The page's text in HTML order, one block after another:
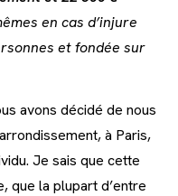
en cas d’injure
et fondée sur
avons décidé de nous
à Paris,
Je sais que cette
que la plupart d’entre